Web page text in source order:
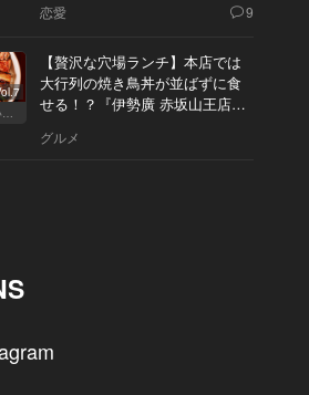
美しさを支える。ライチ風味で飲みやすく、
Vol.6
はりあの区は強かっ
恋愛 9
焼き鳥が艶めいてきた
【贅沢な穴場ランチ】本店では
大行列の焼き鳥丼が並ばずに食
せる！？『伊勢廣 赤坂山王店』
グルメ